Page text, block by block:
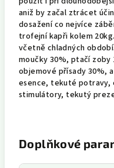
aniž by začal ztrácet
dosažení co nejvíce
trofejní kapři kolem
včetně chladných
moučky 30%, ptačí
objemové přísady 30%,
esence, tekuté potravy,
stimulátory, tekutý
Doplňkové